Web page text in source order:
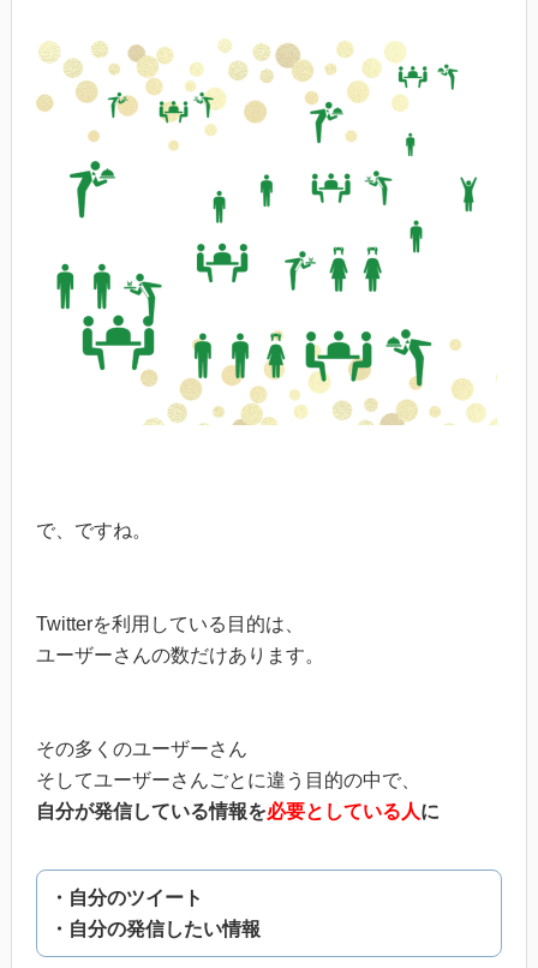
で、ですね。
Twitterを利用している目的は、
ユーザーさんの数だけあります。
その多くのユーザーさん
そしてユーザーさんごとに違う目的の中で、
自分が発信している情報を必要としている人に
・自分のツイート
・自分の発信したい情報